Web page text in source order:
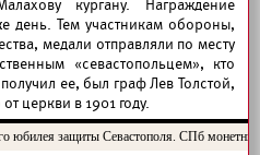
кургану. Награждение
день. Тем участникам обороны,
медали отправляли по месту
«севастопольцем», кто
ее, был граф Лев Толстой,
церкви в 1901 году.
юбилея защиты Севастополя. СПб